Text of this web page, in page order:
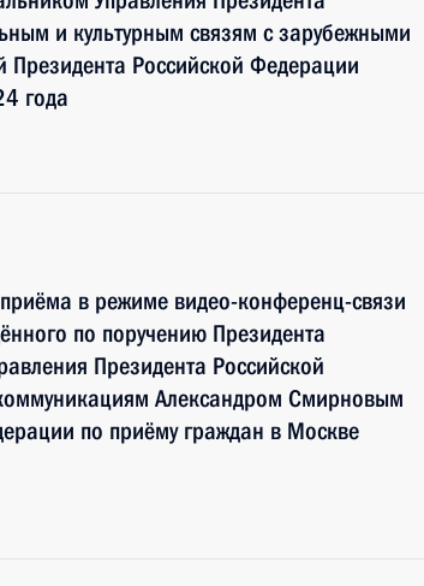
и культурным связям с зарубежными
Российской Федерации
года
в режиме видео-конференц-связи
по поручению Президента
Президента Российской
Александром Смирновым
по приёму граждан в Москве